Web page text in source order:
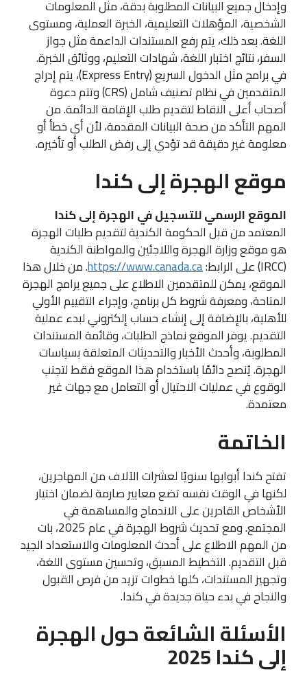
وإدخال جميع البيانات المطلوبة بدقة، مثل المعلومات
الشخصية، المؤهلات التعليمية، الخبرة العملية، ومستوى
اللغة. بعد ذلك، يتم رفع المستندات الداعمة مثل جواز
السفر، نتائج اختبار اللغة، شهادات التعليم، ووثائق الخبرة.
في برامج مثل الدخول السريع (Express Entry)، يتم إدراج
المتقدمين في نظام تصنيف شامل (CRS) وتتم دعوة
أصحاب أعلى النقاط لتقديم طلب الإقامة الدائمة. من
المهم التأكد من صحة البيانات المقدمة، لأن أي خطأ أو
معلومة غير دقيقة قد تؤدي إلى رفض الطلب أو تأخيره.
موقع الهجرة إلى كندا
الموقع الرسمي للتسجيل في الهجرة إلى كندا
المعتمد من قبل الحكومة الكندية لتقديم طلبات الهجرة
هو موقع وزارة الهجرة واللاجئين والمواطنة الكندية
(IRCC) على الرابط: https://www.canada.ca. من خلال هذا
الموقع، يمكن للمتقدمين الاطلاع على جميع برامج الهجرة
المتاحة، ومعرفة شروط كل برنامج، وإجراء التقييم الأولي
للأهلية، بالإضافة إلى إنشاء حساب إلكتروني لبدء عملية
التقديم. يوفر الموقع نماذج الطلبات، وقائمة المستندات
المطلوبة، وأحدث الأخبار والتحديثات المتعلقة بسياسات
الهجرة. يُنصح دائمًا باستخدام هذا الموقع فقط لتجنب
الوقوع في عمليات الاحتيال أو التعامل مع جهات غير
معتمدة.
الخاتمة
تفتح كندا أبوابها سنويًا لعشرات الآلاف من المهاجرين،
لكنها في الوقت نفسه تضع معايير صارمة لضمان اختيار
الأشخاص القادرين على الاندماج والمساهمة في
المجتمع. ومع تحديث شروط الهجرة في عام 2025، بات
من المهم الاطلاع على أحدث المعلومات والاستعداد الجيد
قبل التقديم. التخطيط المسبق، وتحسين مستوى اللغة،
وتجهيز المستندات، كلها خطوات تزيد من فرص القبول
والنجاح في بدء حياة جديدة في كندا.
الأسئلة الشائعة حول الهجرة
إلى كندا 2025